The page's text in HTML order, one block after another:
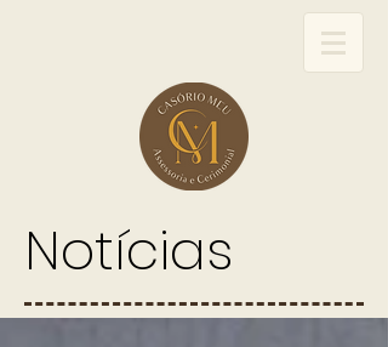
Notícias